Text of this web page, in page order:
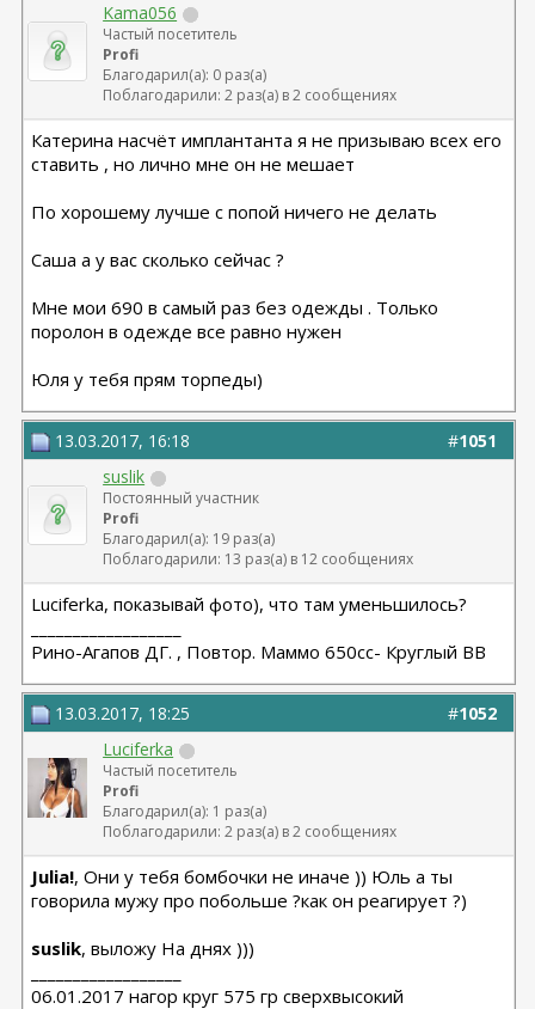
Kama056
Частый посетитель
Profi
Благодарил(а): 0 раз(а)
Поблагодарили: 2 раз(а) в 2 сообщениях
Катерина насчёт имплантанта я не призываю всех его
ставить , но лично мне он не мешает
По хорошему лучше с попой ничего не делать
Саша а у вас сколько сейчас ?
Мне мои 690 в самый раз без одежды . Только
поролон в одежде все равно нужен
Юля у тебя прям торпеды)
#1051
13.03.2017, 16:18
suslik
Постоянный участник
Profi
Благодарил(а): 19 раз(а)
Поблагодарили: 13 раз(а) в 12 сообщениях
Luciferka, показывай фото), что там уменьшилось?
Рино-Агапов ДГ. , Повтор. Маммо 650сс- Круглый ВВ
#1052
13.03.2017, 18:25
Luciferka
Частый посетитель
Profi
Благодарил(а): 1 раз(а)
Поблагодарили: 2 раз(а) в 2 сообщениях
Julia!, Они у тебя бомбочки не иначе )) Юль а ты
говорила мужу про побольше ?как он реагирует ?)
suslik, выложу На днях )))
06.01.2017 нагор круг 575 гр сверхвысокий